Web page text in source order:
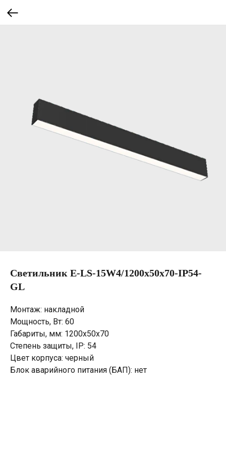
Светильник E-LS-15W4/1200х50х70-IP54-
GL
Монтаж: накладной
Мощность, Вт: 60
Габариты, мм: 1200х50х70
Степень защиты, IP: 54
Цвет корпуса: черный
Блок аварийного питания (БАП): нет